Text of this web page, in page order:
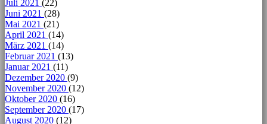
Juli 2021 (22)
Juni 2021 (28)
Mai 2021 (21)
April 2021 (14)
März 2021 (14)
Februar 2021 (13)
Januar 2021 (11)
Dezember 2020 (9)
November 2020 (12)
Oktober 2020 (16)
September 2020 (17)
August 2020 (12)